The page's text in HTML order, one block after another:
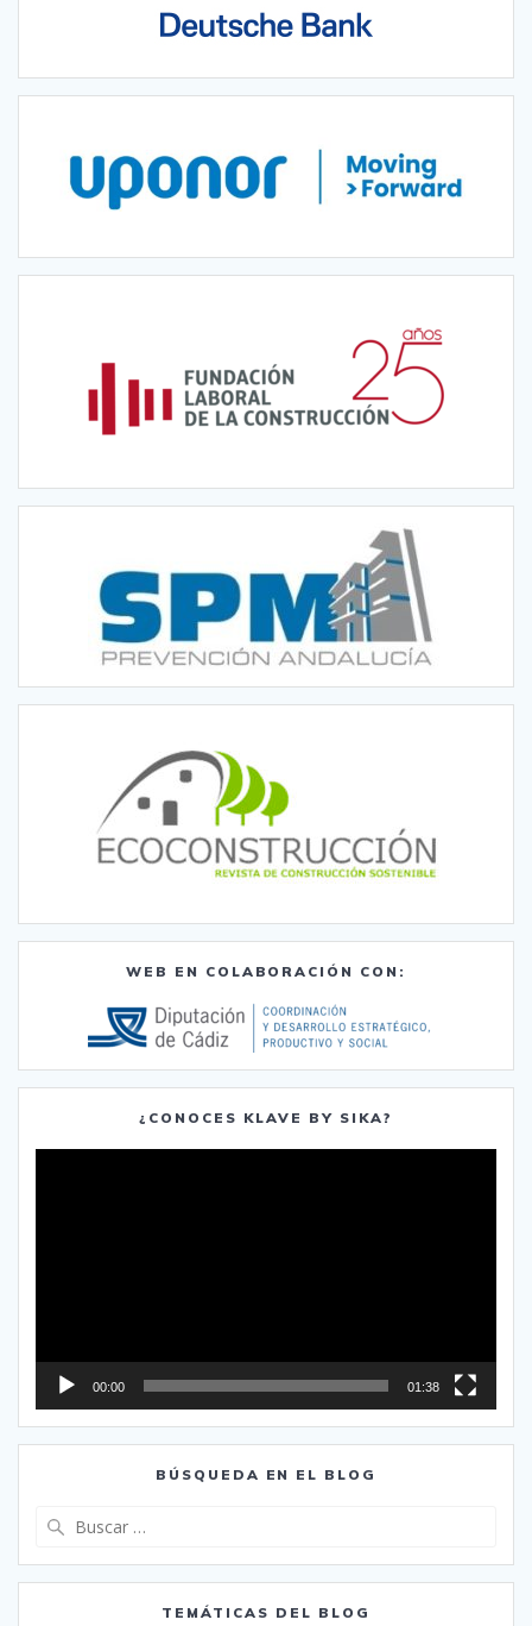
WEB EN COLABORACIÓN CON:
¿CONOCES KLAVE BY SIKA?
00:00 01:38
BÚSQUEDA EN EL BLOG
TEMÁTICAS DEL BLOG